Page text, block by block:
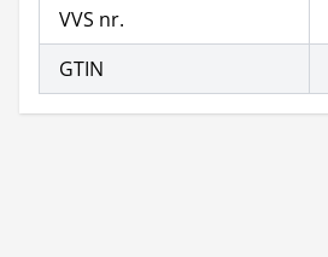
VVS nr.
GTIN